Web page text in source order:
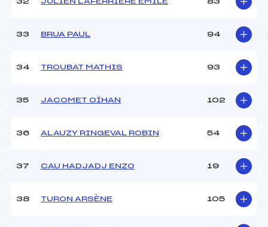
32 JULIEN LAFERRIERE EMILE 83
33 BRUA PAUL 94
34 TROUBAT MATHIS 93
35 JACOMET OÏHAN 102
36 ALAUZY RINGEVAL ROBIN 54
37 CAU HADJADJ ENZO 19
38 TURON ARSÈNE 105